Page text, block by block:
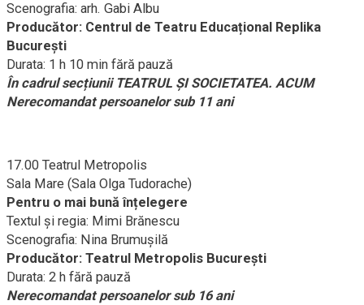
Scenografia: arh. Gabi Albu
Producător: Centrul de Teatru Educațional Replika
Bucureşti
Durata: 1 h 10 min fără pauză
În cadrul secțiunii TEATRUL ŞI SOCIETATEA. ACUM
Nerecomandat persoanelor sub 11 ani
17.00 Teatrul Metropolis
Sala Mare (Sala Olga Tudorache)
Pentru o mai bună înțelegere
Textul și regia: Mimi Brănescu
Scenografia: Nina Brumuşilă
Producător: Teatrul Metropolis București
Durata: 2 h fără pauză
Nerecomandat persoanelor sub 16 ani